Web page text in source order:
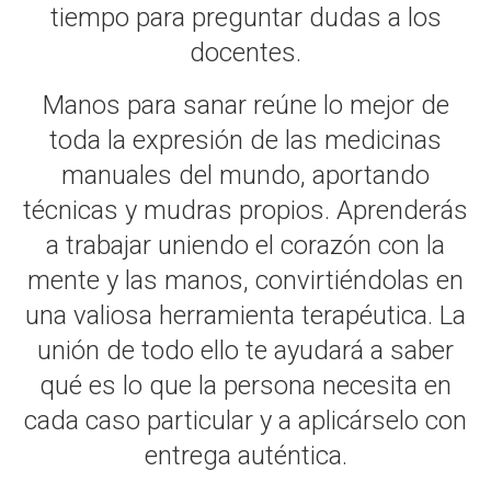
tiempo para preguntar dudas a los
docentes.
Manos para sanar reúne lo mejor de
toda la expresión de las medicinas
manuales del mundo, aportando
técnicas y mudras propios. Aprenderás
a trabajar uniendo el corazón con la
mente y las manos, convirtiéndolas en
una valiosa herramienta terapéutica. La
unión de todo ello te ayudará a saber
qué es lo que la persona necesita en
cada caso particular y a aplicárselo con
entrega auténtica.